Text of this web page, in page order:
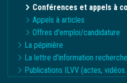
Conférences et appels à
Appels à articles
Offres d'emploi/candidature
La pépinière
La lettre d'information recherche
Publications ILVV (actes,